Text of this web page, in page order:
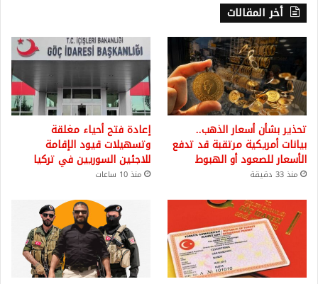
أخر المقالات
تحذير بشأن أسعار الذهب..
بيانات أمريكية مرتقبة قد تدفع
الأسعار للصعود أو الهبوط
منذ 33 دقيقة
إعادة فتح أحياء مغلقة
وتسهيلات قيود الإقامة
للاجئين السوريين في تركيا
منذ 10 ساعات